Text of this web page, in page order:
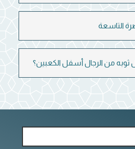
التاسعة
من الرجال أسفل الكعبين؟